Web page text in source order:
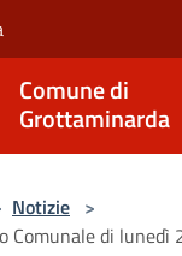
Comune di
Grottaminarda
Notizie >
Comunale di lunedì